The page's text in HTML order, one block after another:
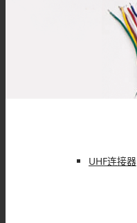
F型连接器
UHF连接器